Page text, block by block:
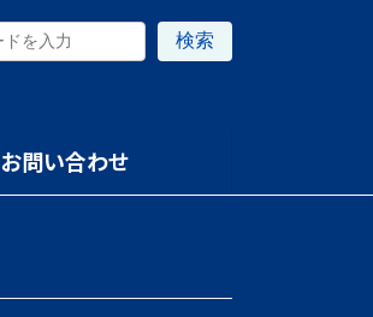
検索
お問い合わせ